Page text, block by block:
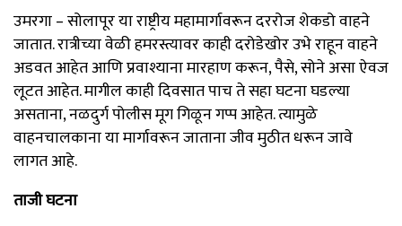
उमरगा – सोलापूर या राष्ट्रीय महामार्गावरून दररोज शेकडो वाहने
जातात. रात्रीच्या वेळी हमरस्त्यावर काही दरोडेखोर उभे राहून वाहने
अडवत आहेत आणि प्रवाश्याना मारहाण करून, पैसे, सोने असा ऐवज
लूटत आहेत. मागील काही दिवसात पाच ते सहा घटना घडल्या
असताना, नळदुर्ग पोलीस मूग गिळून गप्प आहेत. त्यामुळे
वाहनचालकाना या मार्गावरून जाताना जीव मुठीत धरून जावे
लागत आहे.
ताजी घटना